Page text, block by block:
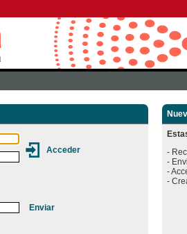
-
-
-